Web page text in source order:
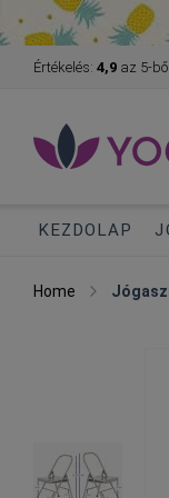
Értékelés: 4,9 az 5-ből
KEZDOLAP
Home
the